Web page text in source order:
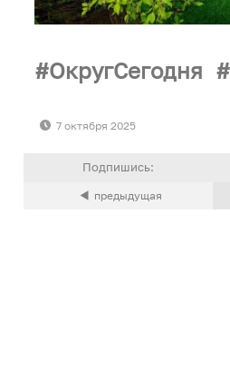
ОкругСегодня
7 октября 2025